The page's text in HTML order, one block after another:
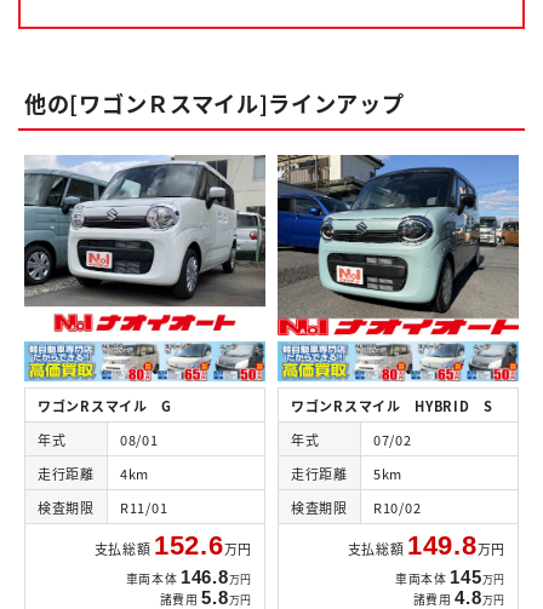
他の[ワゴンＲスマイル]ラインアップ
ワゴンRスマイル G
年式
08/01
走行距離
4km
検査期限
R11/01
支払総額 152.6万円
車両本体 146.8万円
諸費用 5.8万円
ワゴンRスマイル HYBRID S
年式
07/02
走行距離
5km
検査期限
R10/02
支払総額 149.8万円
車両本体 145万円
諸費用 4.8万円